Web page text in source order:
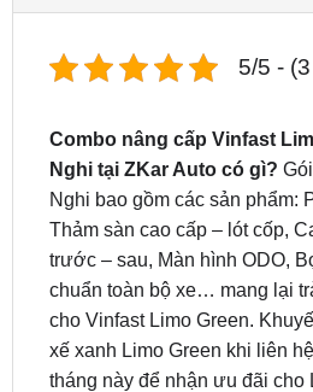
Combo nâng cấp Vinfast
Nghi bao gồm các sản phẩm:
Thảm sàn cao cấp – lót cốp,
trước – sau, Màn hình ODO,
chuẩn toàn bộ xe… mang lại
cho Vinfast Limo Green.
xế xanh Limo Green khi liên
tháng này để nhận ưu đãi cho
Nhất máy lên gọi ngay
hoặcZalo để được hỗ trợ